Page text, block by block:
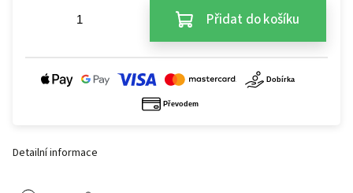
Přidat do košíku
Detailní informace